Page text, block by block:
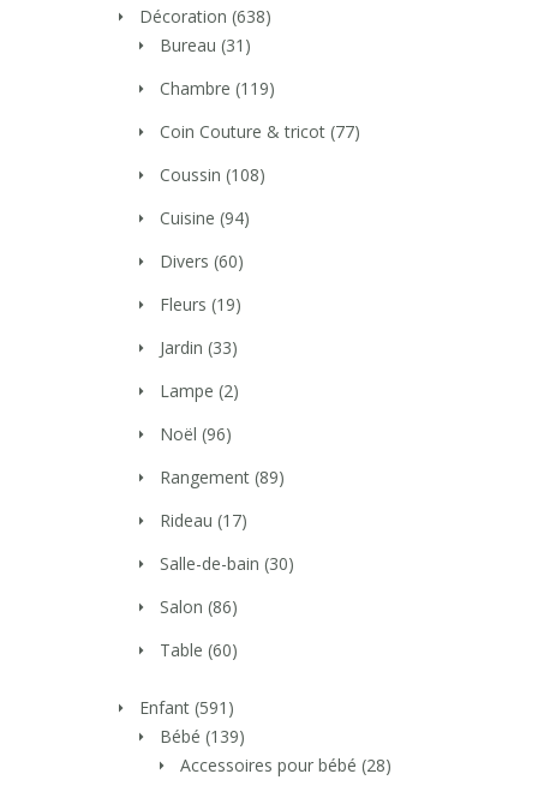
Décoration (638)
Bureau (31)
Chambre (119)
Coin Couture & tricot (77)
Coussin (108)
Cuisine (94)
Divers (60)
Fleurs (19)
Jardin (33)
Lampe (2)
Noël (96)
Rangement (89)
Rideau (17)
Salle-de-bain (30)
Salon (86)
Table (60)
Enfant (591)
Bébé (139)
Accessoires pour bébé (28)